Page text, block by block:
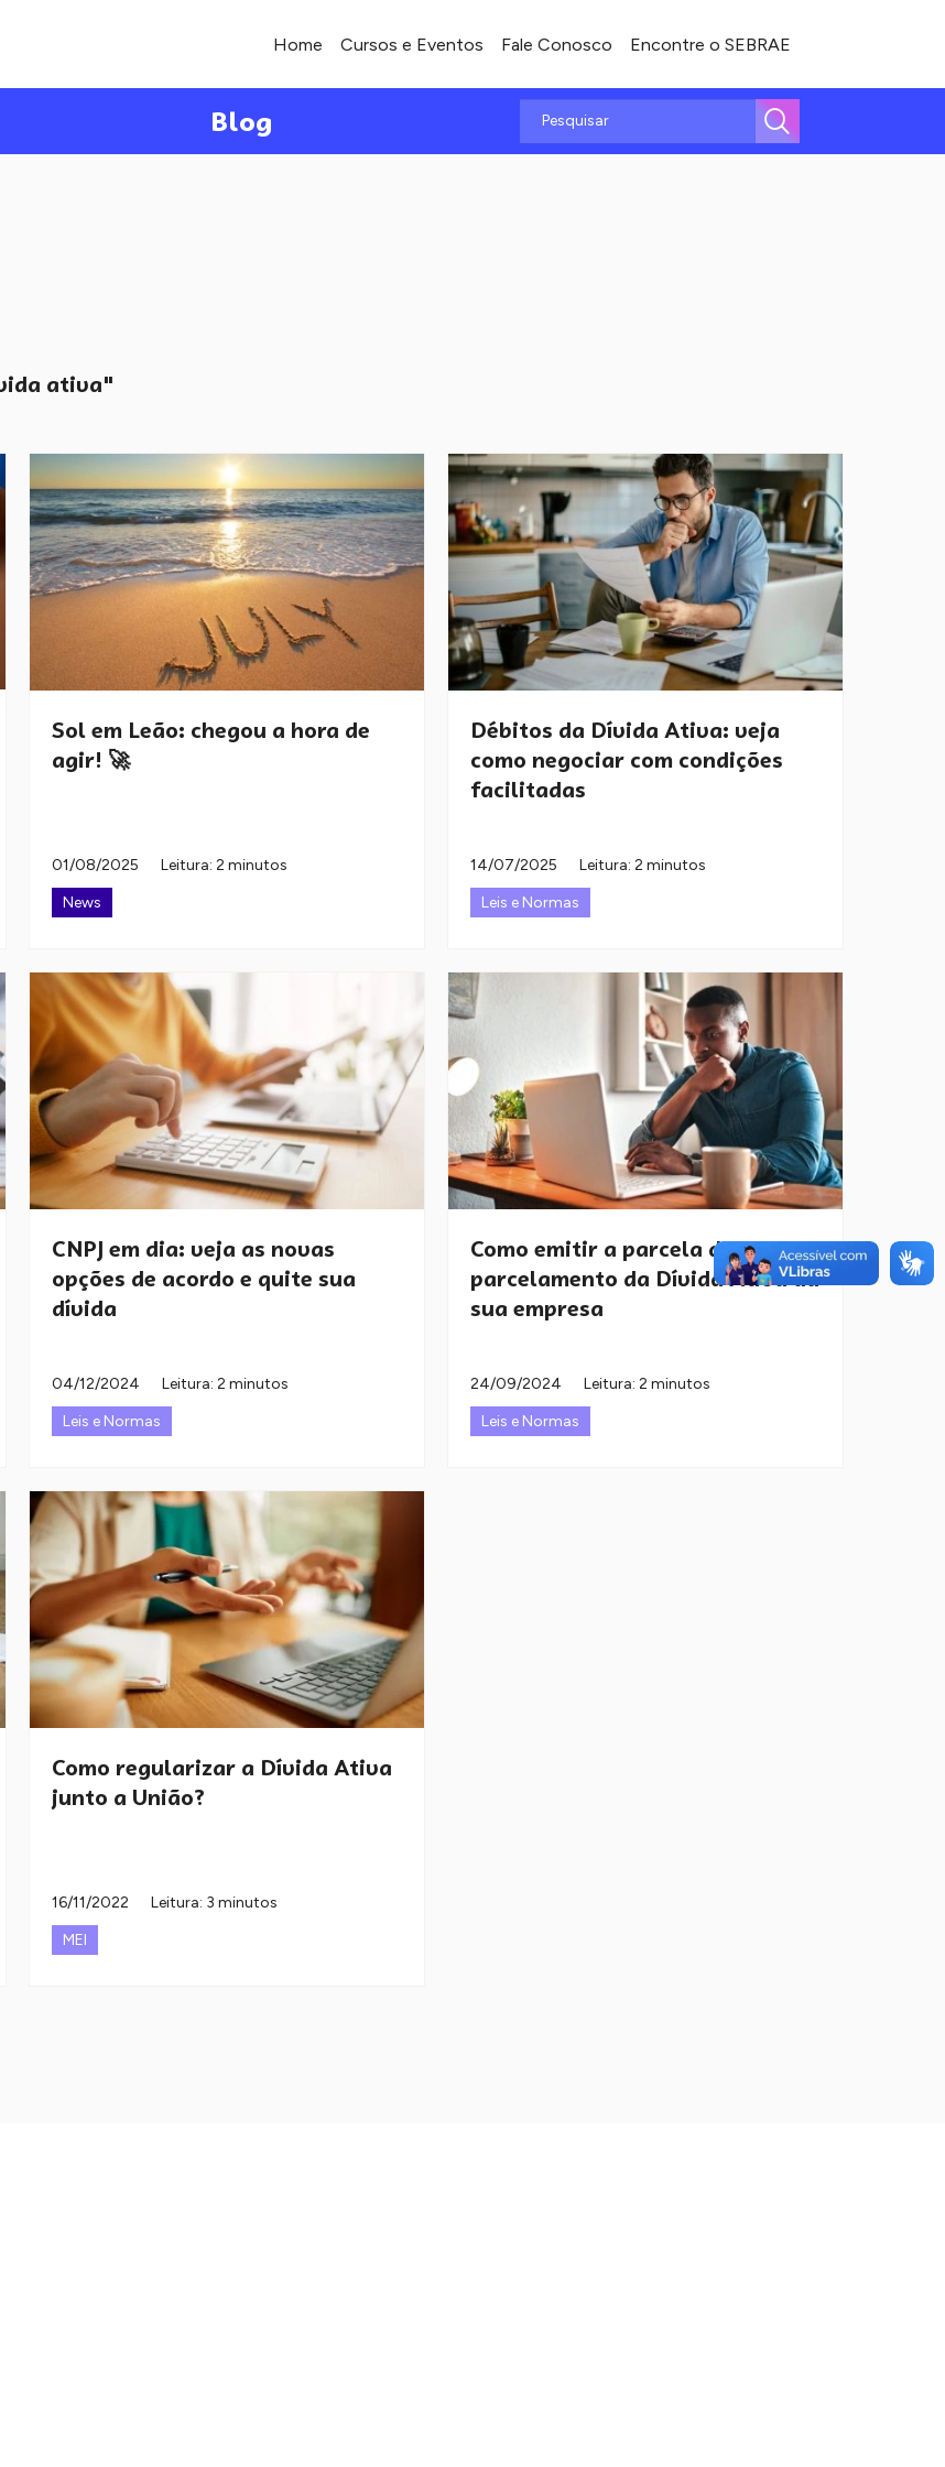
Home Cursos e Eventos Fale Conosco Encontre o SEBRAE
Blog
ativa"
Sol em Leão: chegou a hora de
agir! 🚀
01/08/2025
Leitura: 2 minutos
News
Débitos da Dívida Ativa: veja
como negociar com condições
facilitadas
14/07/2025
Leitura: 2 minutos
Leis e Normas
CNPJ em dia: veja as novas
opções de acordo e quite sua
dívida
04/12/2024
Leitura: 2 minutos
Leis e Normas
Como emitir a parcela do
parcelamento da Dívida Ativa da
sua empresa
24/09/2024
Leitura: 2 minutos
Leis e Normas
Como regularizar a Dívida Ativa
junto a União?
16/11/2022
Leitura: 3 minutos
MEI